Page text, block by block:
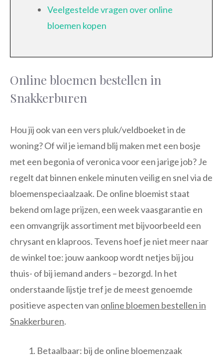
Veelgestelde vragen over online
bloemen kopen
Online bloemen bestellen in
Snakkerburen
Hou jij ook van een vers pluk/veldboeket in de
woning? Of wil je iemand blij maken met een bosje
met een begonia of veronica voor een jarige job? Je
regelt dat binnen enkele minuten veilig en snel via de
bloemenspeciaalzaak. De online bloemist staat
bekend om lage prijzen, een week vaasgarantie en
een omvangrijk assortiment met bijvoorbeeld een
chrysant en klaproos. Tevens hoef je niet meer naar
de winkel toe: jouw aankoop wordt netjes bij jou
thuis- of bij iemand anders – bezorgd. In het
onderstaande lijstje tref je de meest genoemde
positieve aspecten van online bloemen bestellen in
Snakkerburen.
Betaalbaar: bij de online bloemenzaak